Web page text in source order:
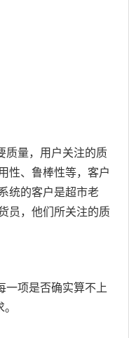
量，用户关注的质
性、鲁棒性等， 客户
统的客户是超市老
员，他们所关注的质
项是否确实算不上